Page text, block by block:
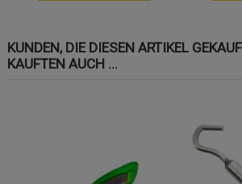
KUNDEN, DIE DIESEN ARTIKEL
KAUFTEN AUCH ...